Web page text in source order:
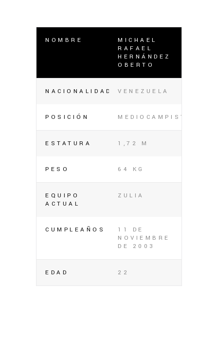
NOMBRE
MICHAEL
RAFAEL
HERNÁNDEZ
OBERTO
NACIONALIDAD VENEZUELA
POSICIÓN MEDIOCAMPISTA
ESTATURA 1,72 M
PESO 64 KG
EQUIPO
ACTUAL
ZULIA
CUMPLEAÑOS
11 DE
NOVIEMBRE
DE 2003
EDAD 22